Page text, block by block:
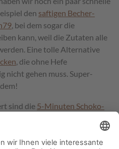
den saftigen Becher-
, bei dem sogar die
kann, weil die Zutaten alle
Eine tolle Alternative
, die ohne Hefe
nicht gehen muss. Super-
sind die 5-Minuten Schoko-
Mitglied
Und falls ihr
glücklich machen